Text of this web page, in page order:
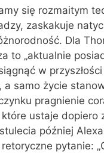
się rozmaitym
zaskakuje
Dla
to „aktualnie
w
a samo życie
pragnienie
ustaje dopiero
później
pytanie: